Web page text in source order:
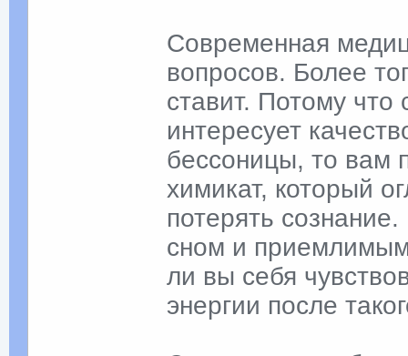
Современная
вопросов. Более
ставит. Потому
интересует
бессоницы, то вам
химикат, который
потерять
сном и
ли вы себя
энергии после